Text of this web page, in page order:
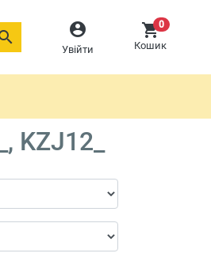

Увійти
0
Кошик
KZJ12_